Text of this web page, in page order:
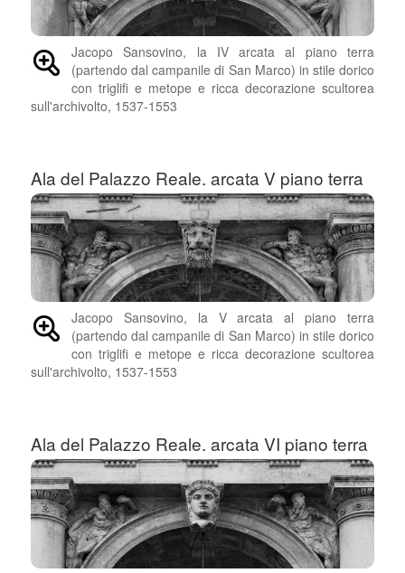
Jacopo Sansovino, la IV arcata al piano terra
(partendo dal campanile di San Marco) in stile dorico
con triglifi e metope e ricca decorazione scultorea
sull'archivolto, 1537-1553
Ala del Palazzo Reale. arcata V piano terra
Jacopo Sansovino, la V arcata al piano terra
(partendo dal campanile di San Marco) in stile dorico
con triglifi e metope e ricca decorazione scultorea
sull'archivolto, 1537-1553
Ala del Palazzo Reale. arcata VI piano terra